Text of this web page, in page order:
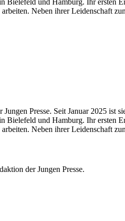
Neben ihrer Leidenschaft
Jungen Presse. Seit Januar 2025
Bielefeld und Hamburg. Ihr ersten
Neben ihrer Leidenschaft
der Jungen Presse.